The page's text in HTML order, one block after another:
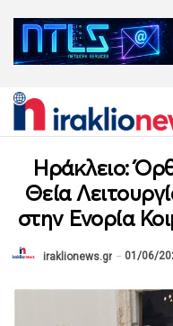
Ηράκλειο:
Θεία
στην Ενορία
iraklionews.gr 01/06/